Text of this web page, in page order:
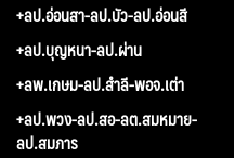
+ลป.อ่อนสา-ลป.บัว-ลป.อ่อนสี
+ลป.บุญหนา-ลป.ผ่าน
+ลพ.เกษม-ลป.สำลี-พอจ.เต่า
+ลป.พวง-ลป.สอ-ลต.สมหมาย-
ลป.สมภาร